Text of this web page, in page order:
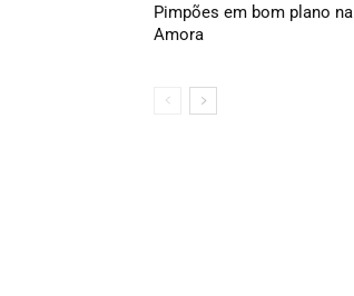
Pimpões em bom plano na
Amora